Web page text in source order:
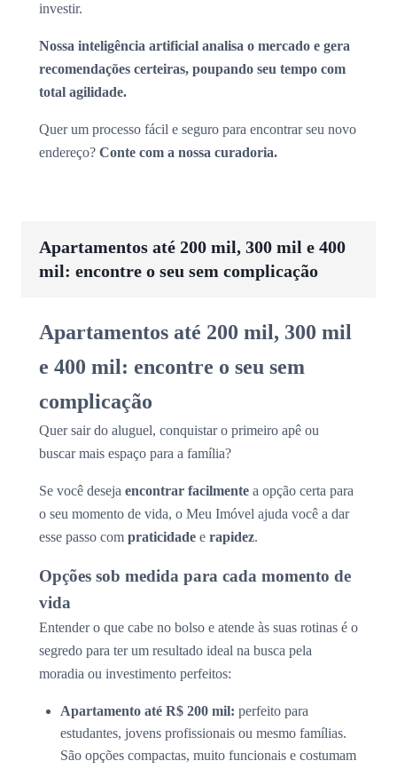
investir.
Nossa inteligência artificial analisa o mercado e gera
recomendações certeiras, poupando seu tempo com
total agilidade.
Quer um processo fácil e seguro para encontrar seu novo
endereço? Conte com a nossa curadoria.
Apartamentos até 200 mil, 300 mil e 400
mil: encontre o seu sem complicação
Apartamentos até 200 mil, 300 mil
e 400 mil: encontre o seu sem
complicação
Quer sair do aluguel, conquistar o primeiro apê ou
buscar mais espaço para a família?
Se você deseja encontrar facilmente a opção certa para
o seu momento de vida, o Meu Imóvel ajuda você a dar
esse passo com praticidade e rapidez.
Opções sob medida para cada momento de
vida
Entender o que cabe no bolso e atende às suas rotinas é o
segredo para ter um resultado ideal na busca pela
moradia ou investimento perfeitos:
Apartamento até R$ 200 mil: perfeito para
estudantes, jovens profissionais ou mesmo famílias.
São opções compactas, muito funcionais e costumam